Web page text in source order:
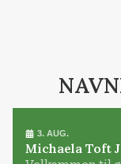
3. AUG.
Michaela Toft